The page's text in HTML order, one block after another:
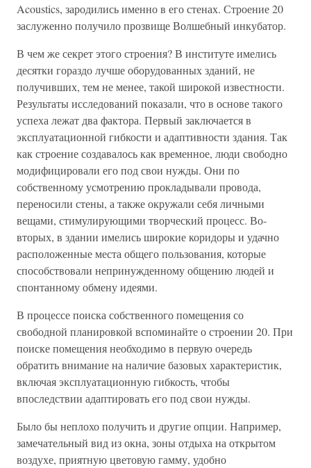
Acoustics, зародились именно в его стенах. Строение 20
заслуженно получило прозвище Волшебный инкубатор.
В чем же секрет этого строения? В институте имелись
десятки гораздо лучше оборудованных зданий, не
получивших, тем не менее, такой широкой известности.
Результаты исследований показали, что в основе такого
успеха лежат два фактора. Первый заключается в
эксплуатационной гибкости и адаптивности здания. Так
как строение создавалось как временное, люди свободно
модифицировали его под свои нужды. Они по
собственному усмотрению прокладывали провода,
переносили стены, а также окружали себя личными
вещами, стимулирующими творческий процесс. Во-
вторых, в здании имелись широкие коридоры и удачно
расположенные места общего пользования, которые
способствовали непринужденному общению людей и
спонтанному обмену идеями.
В процессе поиска собственного помещения со
свободной планировкой вспоминайте о строении 20. При
поиске помещения необходимо в первую очередь
обратить внимание на наличие базовых характеристик,
включая эксплуатационную гибкость, чтобы
впоследствии адаптировать его под свои нужды.
Было бы неплохо получить и другие опции. Например,
замечательный вид из окна, зоны отдыха на открытом
воздухе, приятную цветовую гамму, удобно